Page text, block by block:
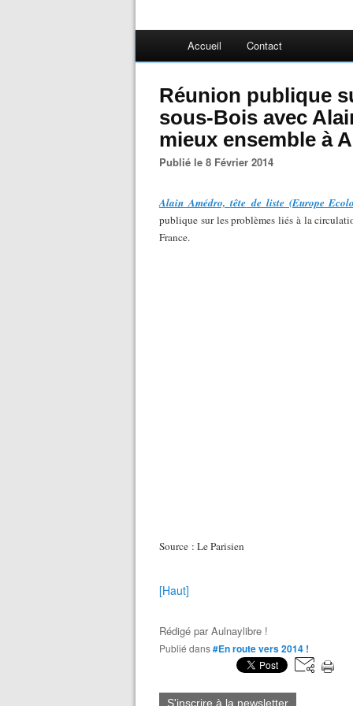
Accueil Contact
Réunion publique
sous-Bois avec
mieux ensemble à
Publié le 8 Février 2014
Alain Amédro,tête de liste (Europe
publique sur les problèmes liés à la
France.
Source : Le Parisien
[Haut]
Rédigé parAulnaylibre !
Publié dans#En route vers 2014 !
S'inscrire à la newsletter